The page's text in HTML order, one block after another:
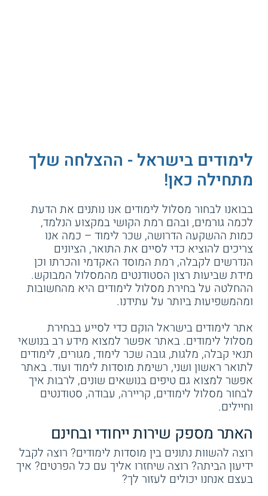
לימודים בישראל - ההצלחה שלך
מתחילה כאן!
בבואנו לבחור מסלול לימודים אנו נותנים את הדעת
לכמה גורמים, ובהם רמת הקושי במקצוע הנלמד,
כמות ההשקעה הדרושה, שכר לימוד – כמה אנו
צריכים להוציא כדי לסיים את התואר, הציונים
הנדרשים לקבלה, רמת המוסד האקדמי והכרתו וכן
מידת שביעות רצון הסטודנטים מהמסלול המבוקש.
ההחלטה על בחירת מסלול לימודים היא מהחשובות
ומהמשפיעות ביותר על עתידנו.
אתר לימודים בישראל הוקם כדי לסייע בבחירת
מסלול לימודים. באתר אפשר למצוא מידע רב בנושאי
תנאי קבלה, מלגות, גובה שכר לימוד, מגורים, לימודים
לתואר ראשון ושני, רשימת מוסדות לימוד ועוד. באתר
אפשר למצוא גם טיפים בנושאים שונים, לרבות איך
לבחור מסלול לימודים, קריירה, עבודה, סטודנטים
וחיילים.
האתר מספק שירות ייחודי ובחינם
רוצה להשוות נתונים בין מוסדות לימודים? רוצה לקבל
ידיעון הביתה? רוצה שיחזרו אליך עם כל הפרטים? איך
בעצם אנחנו יכולים לעזור לך?